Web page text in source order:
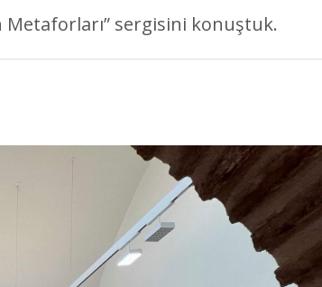
Metaforları” sergisini konuştuk.